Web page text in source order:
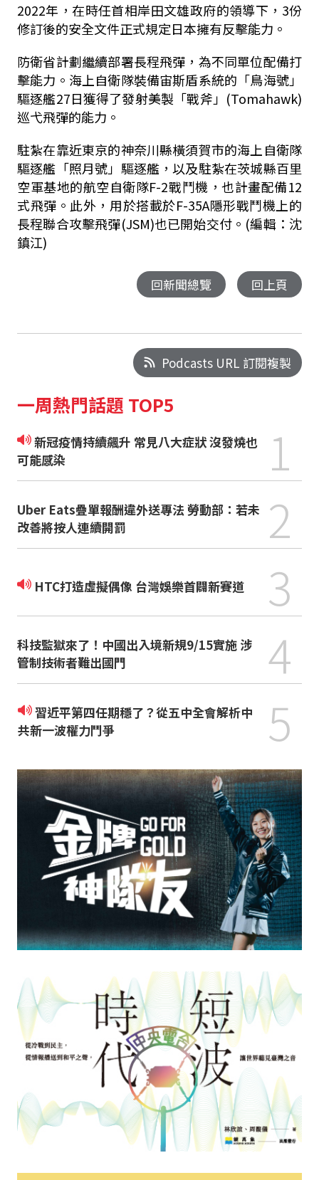
2022年，在時任首相岸田文雄政府的領導下，3份
修訂後的安全文件正式規定日本擁有反擊能力。
防衛省計劃繼續部署長程飛彈，為不同單位配備打
擊能力。海上自衛隊裝備宙斯盾系統的「鳥海號」
驅逐艦27日獲得了發射美製「戰斧」(Tomahawk)
巡弋飛彈的能力。
駐紮在靠近東京的神奈川縣橫須賀市的海上自衛隊
驅逐艦「照月號」驅逐艦，以及駐紮在茨城縣百里
空軍基地的航空自衛隊F-2戰鬥機，也計畫配備12
式飛彈。此外，用於搭載於F-35A隱形戰鬥機上的
長程聯合攻擊飛彈(JSM)也已開始交付。(編輯：沈
鎮江)
回新聞總覽 回上頁
Podcasts URL 訂閱複製
一周熱門話題 TOP5
新冠疫情持續飆升 常見八大症狀 沒發燒也
可能感染
1
Uber Eats疊單報酬違外送專法 勞動部：若未
改善將按人連續開罰
2
HTC打造虛擬偶像 台灣娛樂首闢新賽道 3
科技監獄來了！中國出入境新規9/15實施 涉
管制技術者難出國門
4
習近平第四任期穩了？從五中全會解析中
共新一波權力鬥爭
5